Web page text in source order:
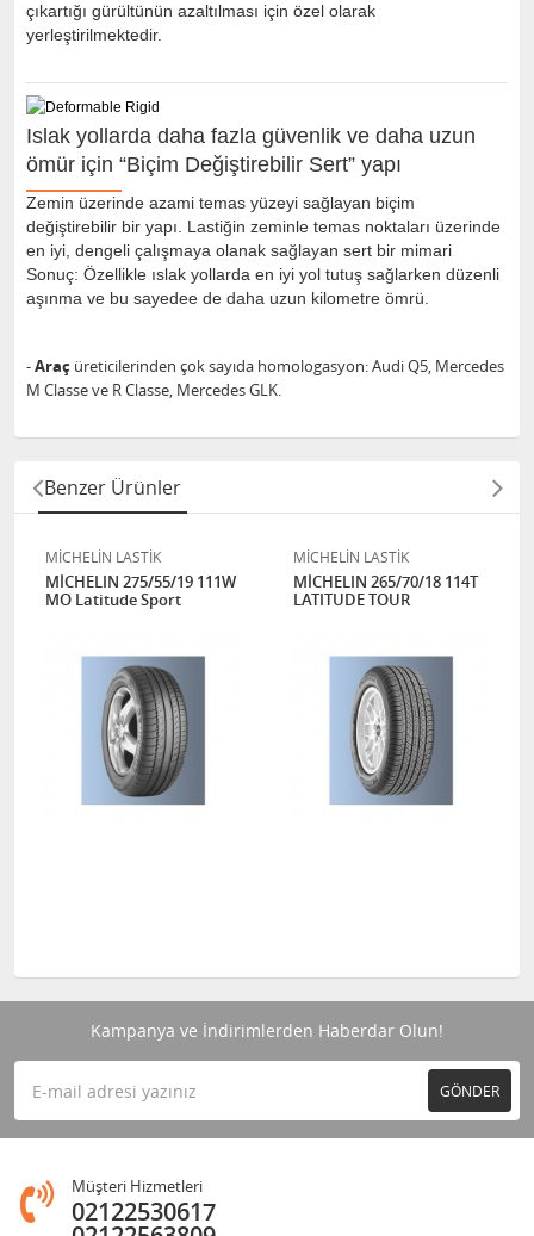
çıkartığı gürültünün azaltılması için özel olarak
yerleştirilmektedir.
Islak yollarda daha fazla güvenlik ve daha uzun
ömür için “Biçim Değiştirebilir Sert” yapı
Zemin üzerinde azami temas yüzeyi sağlayan biçim
değiştirebilir bir yapı. Lastiğin zeminle temas noktaları üzerinde
en iyi, dengeli çalışmaya olanak sağlayan sert bir mimari
Sonuç: Özellikle ıslak yollarda en iyi yol tutuş sağlarken düzenli
aşınma ve bu sayedee de daha uzun kilometre ömrü.
-Araç üreticilerinden çok sayıda homologasyon: Audi Q5, Mercedes
M Classe ve R Classe, Mercedes GLK.
Benzer Ürünler
MİCHELİN LASTİK
MİCHELIN 275/55/19 111W
MO Latitude Sport
MİCHELİN LASTİK
MİCHELIN 265/70/18 114T
LATITUDE TOUR
Kampanya ve İndirimlerden Haberdar Olun!
GÖNDER
Müşteri Hizmetleri
02122530617